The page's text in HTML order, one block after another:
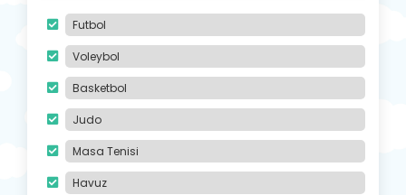
Futbol
Voleybol
Basketbol
Judo
Masa Tenisi
Havuz